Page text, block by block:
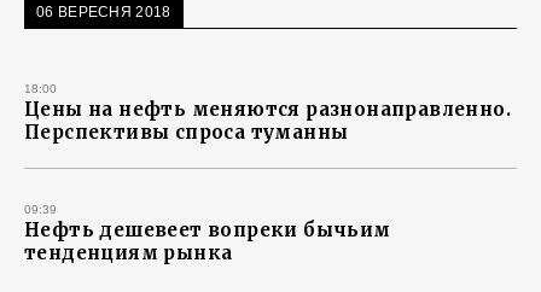
06 ВЕРЕСНЯ 2018
18:00
Цены на нефть меняются разнонаправленно.
Перспективы спроса туманны
09:39
Нефть дешевеет вопреки бычьим
тенденциям рынка